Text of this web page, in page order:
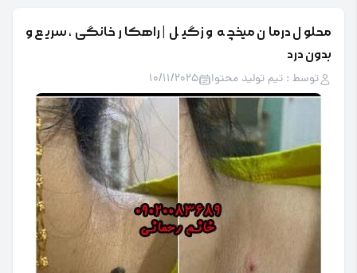
محلول درمان میخچه و زگیل | راهکار خانگی، سریع و
بدون درد
توسط : تیم تولید محتوا 10/11/2025